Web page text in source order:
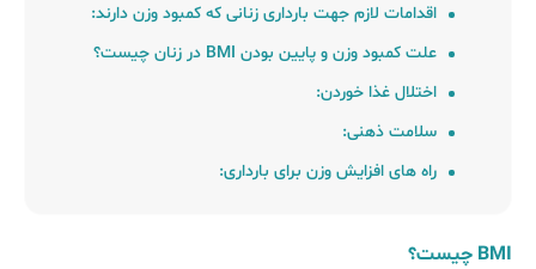
اقدامات لازم جهت بارداری زنانی که کمبود وزن دارند:
علت کمبود وزن و پایین بودن BMI در زنان چیست؟
اختلال غذا خوردن:
سلامت ذهنی:
راه های افزایش وزن برای بارداری:
BMI چیست؟